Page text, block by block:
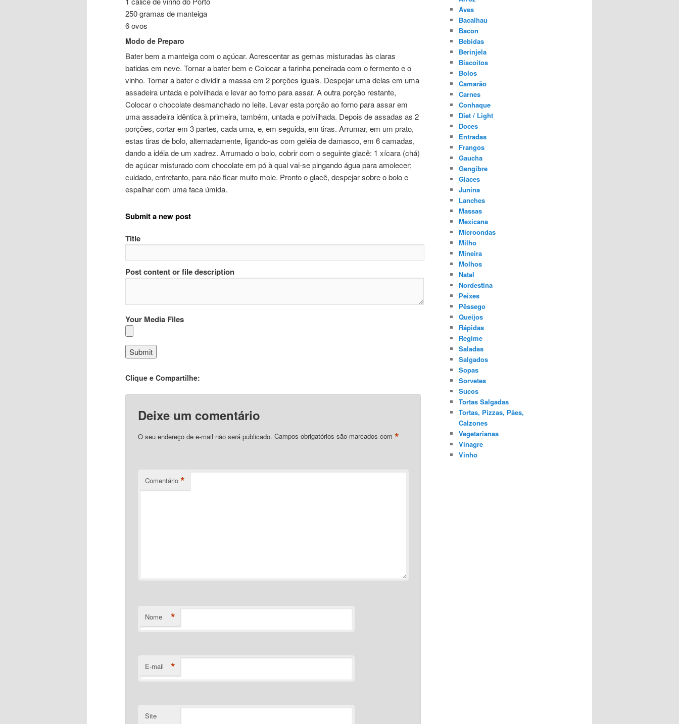
250 gramas de manteiga
6 ovos
Modo de Preparo
Bater bem a manteiga com o açúcar. Acrescentar as gemas misturadas às claras
batidas em neve. Tornar a bater bem e Colocar a farinha peneirada com o fermento e o
vinho. Tornar a bater e dividir a massa em 2 porções iguais. Despejar uma delas em uma
assadeira untada e polvilhada e levar ao forno para assar. A outra porção restante,
Colocar o chocolate desmanchado no leite. Levar esta porção ao forno para assar em
uma assadeira idêntica à primeira, também, untada e polvilhada. Depois de assadas as 2
porções, cortar em 3 partes, cada uma, e, em seguida, em tiras. Arrumar, em um prato,
estas tiras de bolo, alternadamente, ligando-as com geléia de damasco, em 6 camadas,
dando a idéia de um xadrez. Arrumado o bolo, cobrir com o seguinte glacê: 1 xícara (chá)
de açúcar misturado com chocolate em pó à qual vai-se pingando água para amolecer;
cuidado, entretanto, para não ficar muito mole. Pronto o glacê, despejar sobre o bolo e
espalhar com uma faca úmida.
Submit a new post
Title
Post content or file description
Your Media Files
Clique e Compartilhe:
Deixe um comentário
O seu endereço de e-mail não será publicado. Campos obrigatórios são marcados com*
Comentário *
Nome *
E-mail *
Site
Aves
Bacalhau
Bacon
Bebidas
Berinjela
Biscoitos
Bolos
Camarão
Carnes
Conhaque
Diet / Light
Doces
Entradas
Frangos
Gaucha
Gengibre
Glaces
Junina
Lanches
Massas
Mexicana
Microondas
Milho
Mineira
Molhos
Natal
Nordestina
Peixes
Pêssego
Queijos
Rápidas
Regime
Saladas
Salgados
Sopas
Sorvetes
Sucos
Tortas Salgadas
Tortas, Pizzas, Pães,
Calzones
Vegetarianas
Vinagre
Vinho